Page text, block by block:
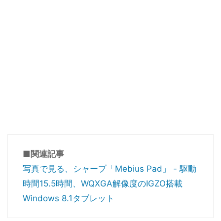
■関連記事
写真で見る、シャープ「Mebius Pad」 - 駆動
時間15.5時間、WQXGA解像度のIGZO搭載
Windows 8.1タブレット